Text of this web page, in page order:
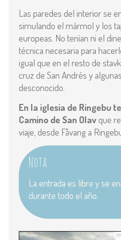
Las paredes del interior se
simulando el mármol y los
europeas. No tenían ni el
técnica necesaria para
igual que en el resto de
cruz de San Andrés y
desconocido.
En la iglesia de Ringebu
Camino de San Olavque
viaje, desde Fåvang a
Nota
La entrada es libre y se
durante todo el año.